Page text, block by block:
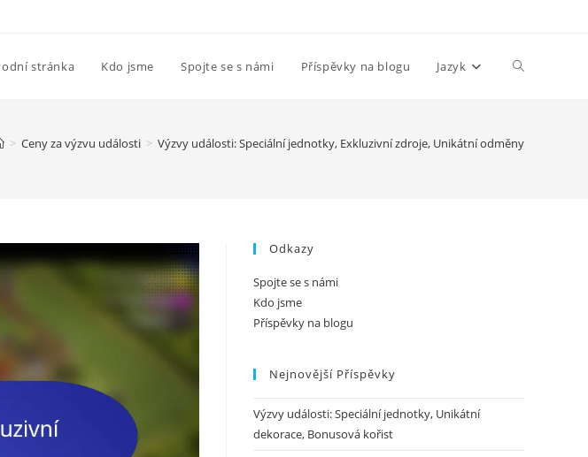
stránka Kdo jsme Spojte se s námi Příspěvky na blogu Jazyk Toggle
> Ceny za výzvu události > Výzvy události: Speciální jednotky, Exkluzivní zdroje, Unikátní odměny
Odkazy
Spojte se s námi
Kdo jsme
Příspěvky na blogu
Nejnovější Příspěvky
Výzvy události: Speciální jednotky, Unikátní
dekorace, Bonusová kořist